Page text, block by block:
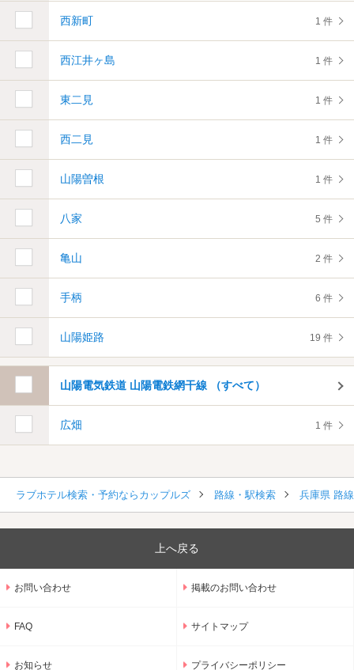
西新町 1 件
西江井ヶ島 1 件
東二見 1 件
西二見 1 件
山陽曽根 1 件
八家 5 件
亀山 2 件
手柄 6 件
山陽姫路 19 件
山陽電気鉄道 山陽電鉄網干線 （すべて）
広畑 1 件
ラブホテル検索・予約ならカップルズ 路線・駅検索 兵庫県 路
上へ戻る
お問い合わせ 掲載のお問い合わせ
FAQ サイトマップ
お知らせ プライバシーポリシー